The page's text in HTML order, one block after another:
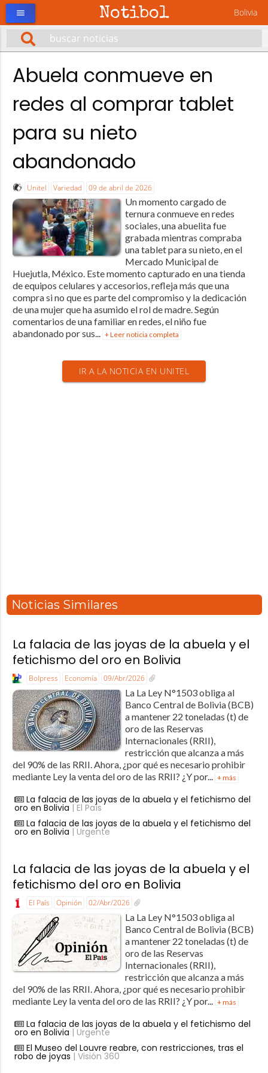
Notibol Bolivia
menu
Abuela conmueve en
redes al comprar tablet
para su nieto
abandonado
Unitel Variedad 09 de abril de 2026
Un momento cargado de
ternura conmueve en redes
sociales, una abuelita fue
grabada mientras compraba
una tablet para su nieto, en el
Mercado Municipal de
Huejutla, México. Este momento capturado en una tienda
de equipos celulares y accesorios, refleja más que una
compra si no que es parte del compromiso y la dedicación
de una mujer que ha asumido el rol de madre. Según
comentarios de una familiar en redes, el niño fue
abandonado por sus... + Leer noticia completa
IR A LA NOTICIA EN UNITEL
Noticias Similares
La falacia de las joyas de la abuela y el
fetichismo del oro en Bolivia
Bolpress Economía 09/Abr/2026
La La Ley N°1503 obliga al
Banco Central de Bolivia (BCB)
a mantener 22 toneladas (t) de
oro de las Reservas
Internacionales (RRII),
restricción que alcanza a más
del 90% de las RRII. Ahora, ¿por qué es necesario prohibir
mediante Ley la venta del oro de las RRII? ¿Y por... + más
La falacia de las joyas de la abuela y el fetichismo del
oro en Bolivia | El País
La falacia de las joyas de la abuela y el fetichismo del
oro en Bolivia | Urgente
La falacia de las joyas de la abuela y el
fetichismo del oro en Bolivia
El País Opinión 02/Abr/2026
La La Ley N°1503 obliga al
Banco Central de Bolivia (BCB)
a mantener 22 toneladas (t) de
oro de las Reservas
Internacionales (RRII),
restricción que alcanza a más
del 90% de las RRII. Ahora, ¿por qué es necesario prohibir
mediante Ley la venta del oro de las RRII? ¿Y por...
+ más
La falacia de las joyas de la abuela y el fetichismo del
oro en Bolivia | Urgente
El Museo del Louvre reabre, con restricciones, tras el
robo de joyas | Visión 360